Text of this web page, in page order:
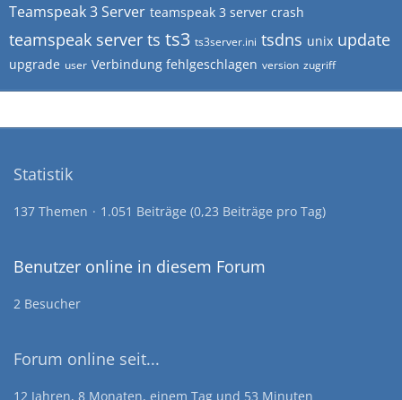
Teamspeak 3 Server teamspeak 3 server crash
teamspeak server ts ts3 ts3server.ini tsdns unix update
upgrade user Verbindung fehlgeschlagen version zugriff
Statistik
137 Themen 1.051 Beiträge (0,23 Beiträge pro Tag)
Benutzer online in diesem Forum
2 Besucher
Forum online seit...
12 Jahren, 8 Monaten, einem Tag und 53 Minuten